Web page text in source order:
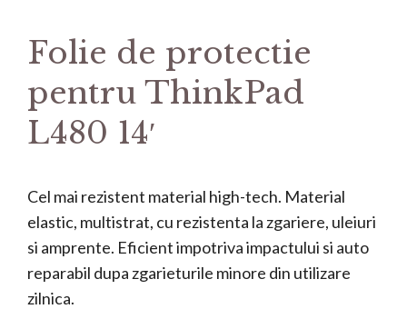
Folie de protectie
pentru ThinkPad
L480 14′
Cel mai rezistent material high-tech. Material
elastic, multistrat, cu rezistenta la zgariere, uleiuri
si amprente. Eficient impotriva impactului si auto
reparabil dupa zgarieturile minore din utilizare
zilnica.